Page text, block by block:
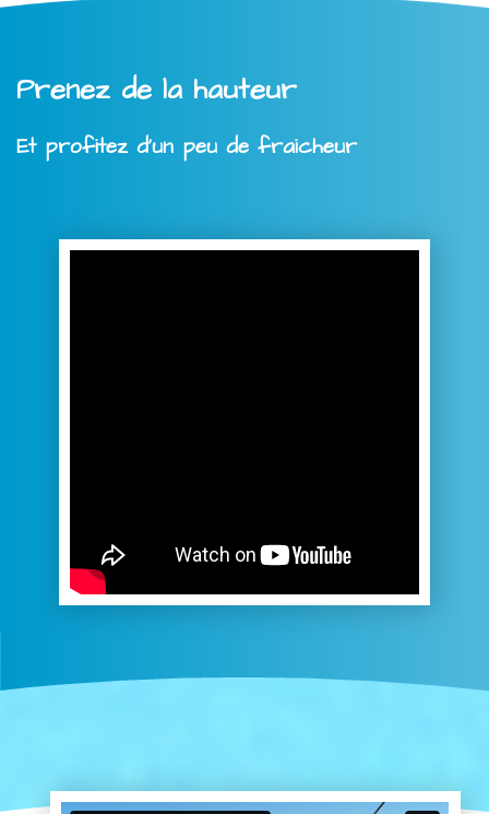
Prenez de la hauteur
Et profitez d'un peu de fraicheur